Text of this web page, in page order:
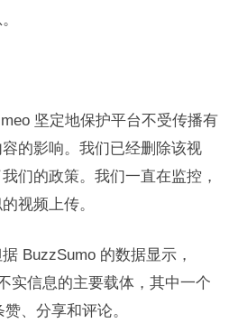
坚定地保护平台不受传播有
的影响。我们已经删除该视
们的政策。我们一直在监控，
视频上传。
BuzzSumo 的数据显示，
实信息的主要载体，其中一个
、分享和评论。